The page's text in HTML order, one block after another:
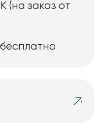
(на заказ от